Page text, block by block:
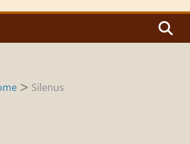
Silenus